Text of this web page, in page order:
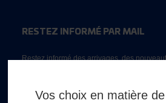
RESTEZ INFORMÉ PAR MAIL
Restez informé des arrivages, des
Vos choix en matière